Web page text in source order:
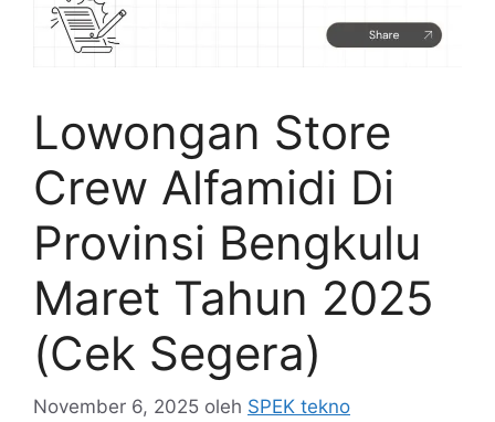
Lowongan Store
Crew Alfamidi Di
Provinsi Bengkulu
Maret Tahun 2025
(Cek Segera)
November 6, 2025 oleh SPEK tekno